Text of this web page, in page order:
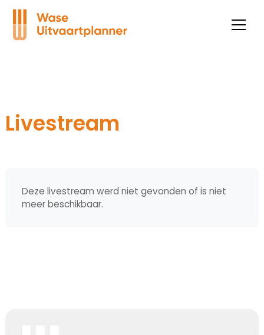
Livestream
Deze livestream werd niet gevonden of is niet
meer beschikbaar.